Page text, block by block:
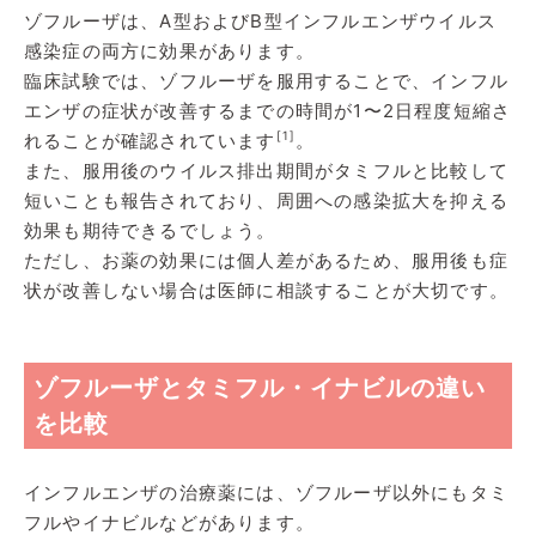
ゾフルーザは、A型およびB型インフルエンザウイルス
感染症の両方に効果があります。
臨床試験では、ゾフルーザを服用することで、インフル
エンザの症状が改善するまでの時間が1〜2日程度短縮さ
れることが確認されています [1] 。
また、服用後のウイルス排出期間がタミフルと比較して
短いことも報告されており、周囲への感染拡大を抑える
効果も期待できるでしょう。
ただし、お薬の効果には個人差があるため、服用後も症
状が改善しない場合は医師に相談することが大切です。
ゾフルーザとタミフル・イナビルの違い
を比較
インフルエンザの治療薬には、ゾフルーザ以外にもタミ
フルやイナビルなどがあります。